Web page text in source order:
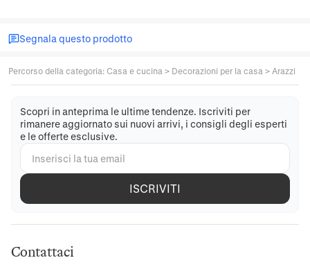
Segnala questo prodotto
Percorso della categoria: Casa e cucina > Decorazioni per la casa > Arazzi
Scopri in anteprima le ultime tendenze. Iscriviti per
rimanere aggiornato sui nuovi arrivi, i consigli degli esperti
e le offerte esclusive.
ISCRIVITI
Contattaci